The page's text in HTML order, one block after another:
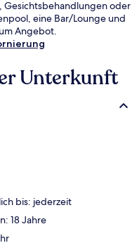
Gesichtsbehandlungen oder
eine Bar/Lounge und
Angebot.
Unterkunft
bis: jederzeit
18 Jahre